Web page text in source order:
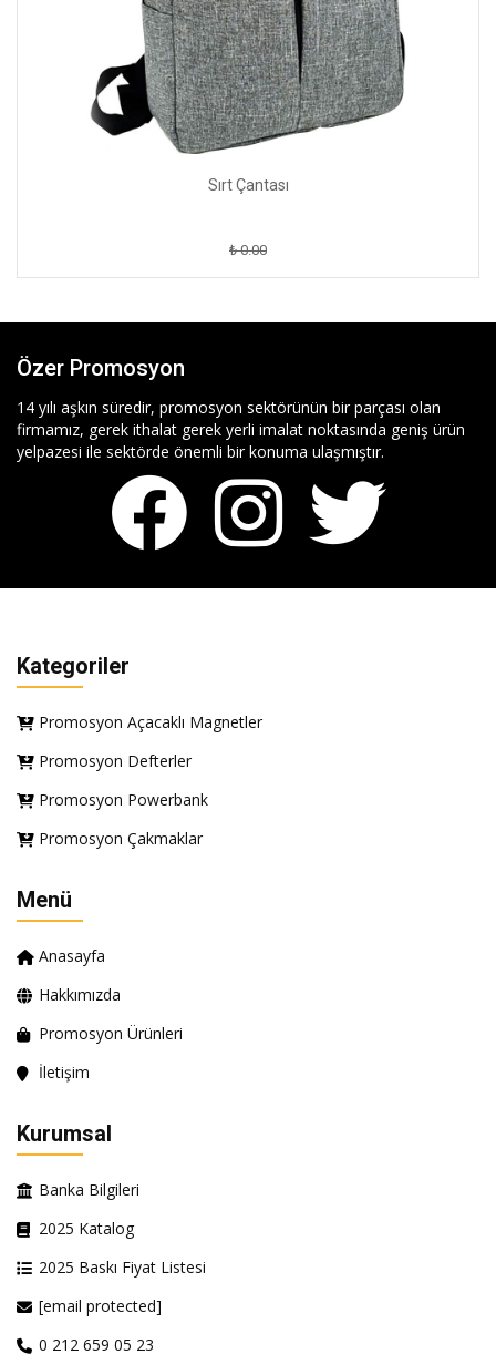
Sırt Çantası
₺ 0.00
Özer Promosyon
14 yılı aşkın süredir, promosyon sektörünün bir parçası olan
firmamız, gerek ithalat gerek yerli imalat noktasında geniş ürün
yelpazesi ile sektörde önemli bir konuma ulaşmıştır.
Kategoriler
Promosyon Açacaklı Magnetler
Promosyon Defterler
Promosyon Powerbank
Promosyon Çakmaklar
Menü
Anasayfa
Hakkımızda
Promosyon Ürünleri
İletişim
Kurumsal
Banka Bilgileri
2025 Katalog
2025 Baskı Fiyat Listesi
[email protected]
0 212 659 05 23